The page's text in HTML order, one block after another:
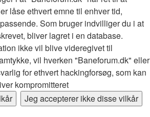
låse ethvert emne til enhver tid,
Som bruger indvilliger du i at
bliver lagret i en database.
ikke vil blive videregivet til
vil hverken "Baneforum.dk" eller
for ethvert hackingforsøg, som kan
kompromitteret